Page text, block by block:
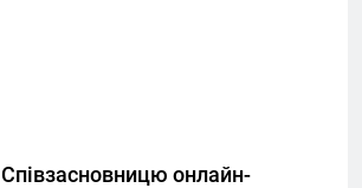
Співзасновницю онлайн-